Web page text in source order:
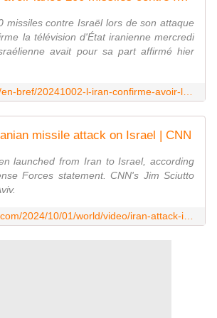
missiles contre Israël lors de son attaque
la télévision d'État iranienne mercredi
avait pour sa part affirmé hier
missile attack on Israel | CNN
launched from Iran to Israel, according
Forces statement. CNN's Jim Sciutto